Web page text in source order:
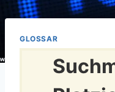
GLOSSAR